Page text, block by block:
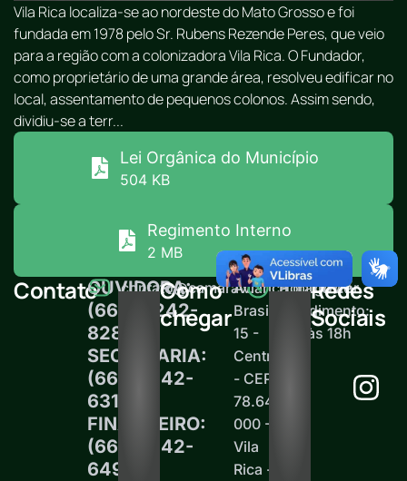
Vila Rica localiza-se ao nordeste do Mato Grosso e foi
fundada em 1978 pelo Sr. Rubens Rezende Peres, que veio
para a região com a colonizadora Vila Rica. O Fundador,
como proprietário de uma grande área, resolveu edificar no
local, assentamento de pequenos colonos. Assim sendo,
dividiu-se a terr...
Lei Orgânica do Município
504 KB
Regimento Interno
2 MB
ContatoOUVIDORA:
(66) 99242-
8289
SECRETARIA:
(66)99242-
6313
FINANCEIRO:
(66)99242-
6497
contato@camaravilarica.mt.gov.br
Como
chegar
Av.
Brasil,
15 -
Centro
- CEP
78.645-
000 -
Vila
Rica -
Horário de
atendimento:
12h às 18h
Redes
Sociais